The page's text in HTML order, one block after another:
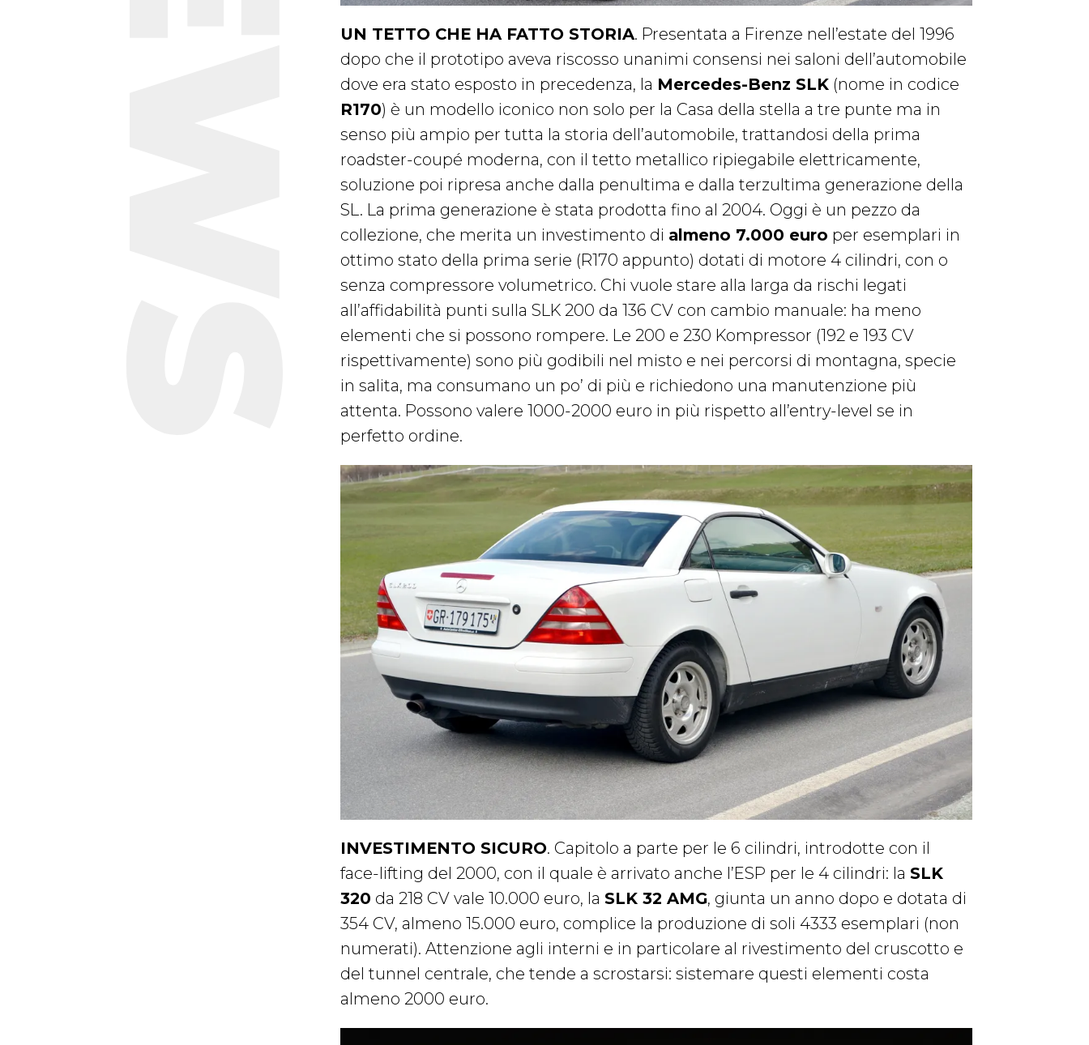
UN TETTO CHE HA FATTO STORIA. Presentata a Firenze nell’estate del 1996
dopo che il prototipo aveva riscosso unanimi consensi nei saloni dell’automobile
dove era stato esposto in precedenza, la Mercedes-Benz SLK (nome in codice
R170) è un modello iconico non solo per la Casa della stella a tre punte ma in
senso più ampio per tutta la storia dell’automobile, trattandosi della prima
roadster-coupé moderna, con il tetto metallico ripiegabile elettricamente,
soluzione poi ripresa anche dalla penultima e dalla terzultima generazione della
SL. La prima generazione è stata prodotta fino al 2004. Oggi è un pezzo da
collezione, che merita un investimento di almeno 7.000 euro per esemplari in
ottimo stato della prima serie (R170 appunto) dotati di motore 4 cilindri, con o
senza compressore volumetrico. Chi vuole stare alla larga da rischi legati
all’affidabilità punti sulla SLK 200 da 136 CV con cambio manuale: ha meno
elementi che si possono rompere. Le 200 e 230 Kompressor (192 e 193 CV
rispettivamente) sono più godibili nel misto e nei percorsi di montagna, specie
in salita, ma consumano un po’ di più e richiedono una manutenzione più
attenta. Possono valere 1000-2000 euro in più rispetto all’entry-level se in
perfetto ordine.
INVESTIMENTO SICURO. Capitolo a parte per le 6 cilindri, introdotte con il
face-lifting del 2000, con il quale è arrivato anche l’ESP per le 4 cilindri: la SLK
320 da 218 CV vale 10.000 euro, la SLK 32 AMG, giunta un anno dopo e dotata di
354 CV, almeno 15.000 euro, complice la produzione di soli 4333 esemplari (non
numerati). Attenzione agli interni e in particolare al rivestimento del cruscotto e
del tunnel centrale, che tende a scrostarsi: sistemare questi elementi costa
almeno 2000 euro.